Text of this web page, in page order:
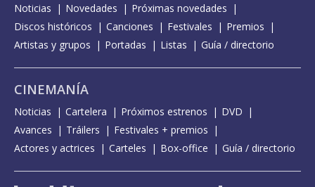
Noticias Novedades
Próximas novedades
Discos históricos
Canciones Festivales
Premios
Artistas y grupos
Portadas Listas Guía / directorio
CINEMANÍA
Noticias Cartelera Próximos estrenos
DVD
Avances
Tráilers
Festivales + premios
Actores y actrices
Carteles Box-office Guía / directorio